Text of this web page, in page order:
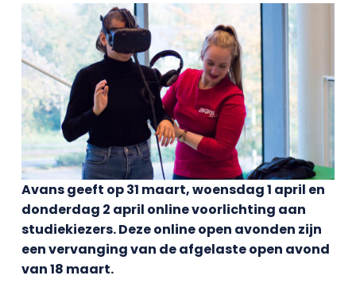
Avans geeft op 31 maart, woensdag 1 april en
donderdag 2 april online voorlichting aan
studiekiezers. Deze online open avonden zijn
een vervanging van de afgelaste open avond
van 18 maart.